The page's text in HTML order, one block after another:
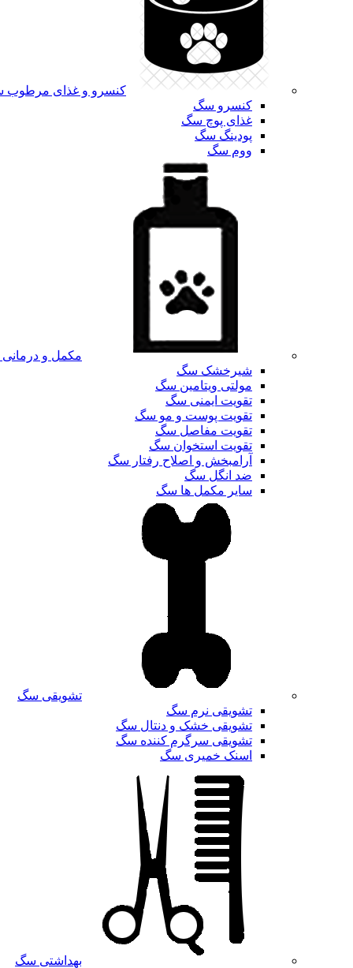
کنسرو و غذای
کنسرو سگ
غذای پوچ سگ
پودینگ سگ
ووم سگ
مکمل و
شیرخشک سگ
مولتی ویتامین سگ
تقویت ایمنی سگ
تقویت پوست و مو سگ
تقویت مفاصل سگ
تقویت استخوان سگ
آرامبخش و اصلاح رفتار سگ
ضد انگل سگ
سایر مکمل ها سگ
تشویقی سگ
تشویقی نرم سگ
تشویقی خشک و دنتال سگ
تشویقی سرگرم کننده سگ
اسنک خمیری سگ
بهداشتی سگ